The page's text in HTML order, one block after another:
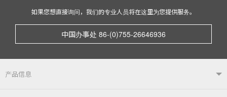
如果您想直接询问，我们的专业人员将在这里为您提供服务。
中国办事处 86-(0)755-26646936
产品信息